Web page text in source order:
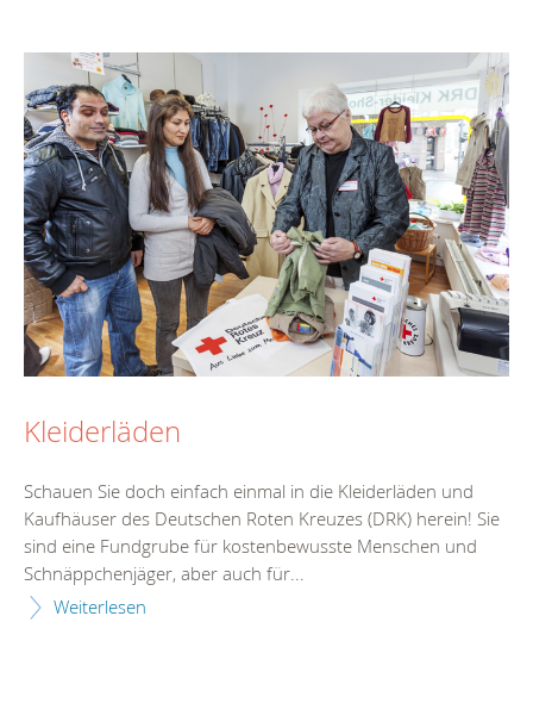
Kleiderläden
Schauen Sie doch einfach einmal in die Kleiderläden und
Kaufhäuser des Deutschen Roten Kreuzes (DRK) herein! Sie
sind eine Fundgrube für kostenbewusste Menschen und
Schnäppchenjäger, aber auch für...
Weiterlesen